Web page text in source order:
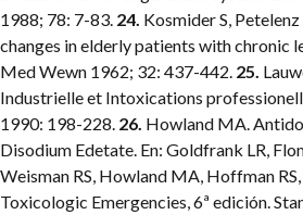
1988; 78: 7-83. 24. Kosmider S,
changes in elderly patients with chronic
Med Wewn 1962; 32: 437-442. 25.
Industrielle et Intoxications
1990: 198-228. 26. Howland MA.
Disodium Edetate. En: Goldfrank LR,
Weisman RS, Howland MA, Hoffman
Toxicologic Emergencies, 6ª edición.